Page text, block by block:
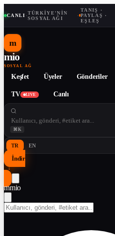
CANLI ·TÜRKIYE'NIN
SOSYAL AĞI
·
TANIŞ ·
PAYLAŞ ·
EŞLEŞ
m
mio
SOSYAL AĞ
Keşfet Üyeler Gönderiler
TV LIVE Canlı
⌘K
TR EN
İndir
↓
mmio